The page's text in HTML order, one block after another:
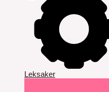
Leksaker